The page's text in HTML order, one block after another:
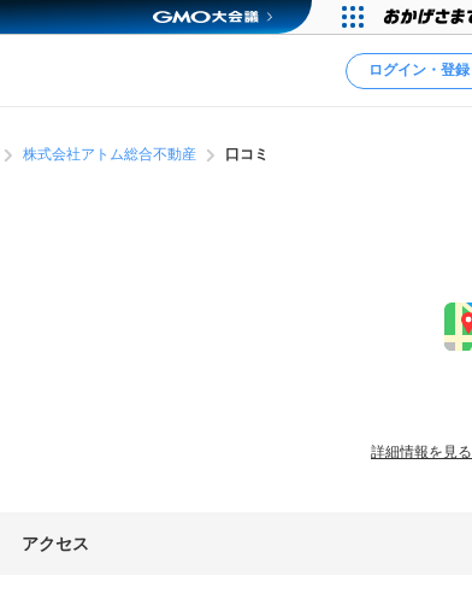
ログイン・登録
株式会社アトム総合不動産 口コミ
詳細情報を見る
アクセス